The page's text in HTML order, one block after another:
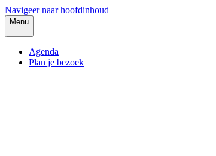
Navigeer naar hoofdinhoud
Menu
Agenda
Plan je bezoek